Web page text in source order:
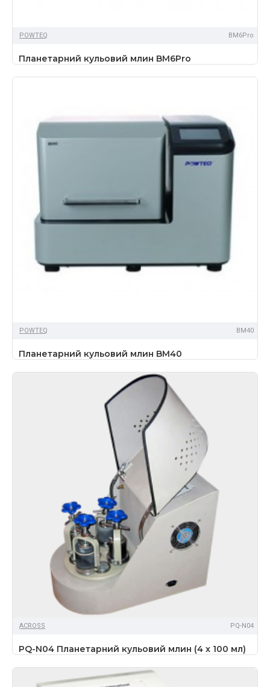
POWTEQ BM6Pro
Планетарний кульовий млин BM6Pro
POWTEQ BM40
Планетарний кульовий млин BM40
ACROSS PQ-N04
PQ-N04 Планетарний кульовий млин (4 x 100 мл)